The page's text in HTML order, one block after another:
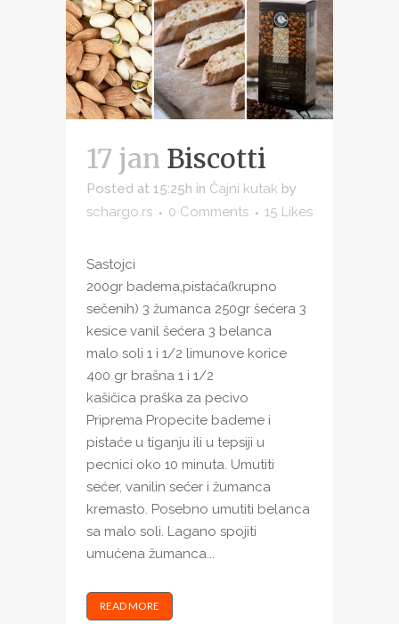
17 jan Biscotti
Posted at 15:25h in Čajni kutak by
schargo.rs
0 Comments 15 Likes
Sastojci
200gr badema,pistaća(krupno
sečenih) 3 žumanca 250gr šećera 3
kesice vanil šećera 3 belanca
malo soli 1 i 1/2 limunove korice
400 gr brašna 1 i 1/2
kašičica praška za pecivo
Priprema Propecite bademe i
pistaće u tiganju ili u tepsiji u
pecnici oko 10 minuta. Umutiti
sećer, vanilin sećer i žumanca
kremasto. Posebno umutiti belanca
sa malo soli. Lagano spojiti
umućena žumanca...
READ MORE